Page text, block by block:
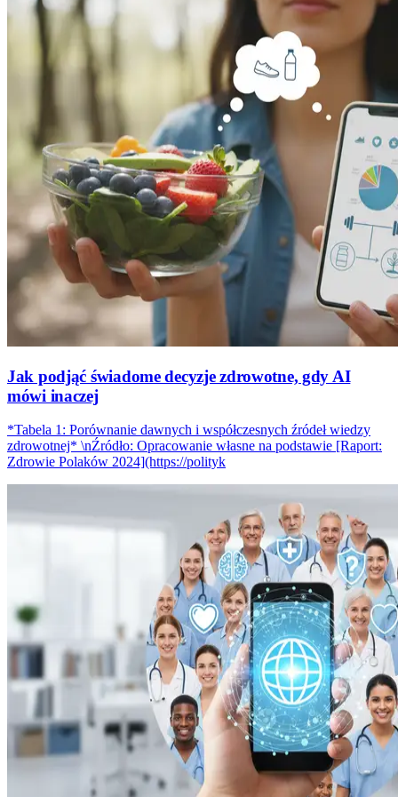
Jak podjąć świadome decyzje zdrowotne, gdy AI
mówi inaczej
*Tabela 1: Porównanie dawnych i współczesnych źródeł wiedzy
zdrowotnej* \nŹródło: Opracowanie własne na podstawie [Raport:
Zdrowie Polaków 2024](https://polityk